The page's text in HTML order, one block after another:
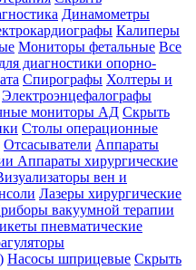
Динамометры
Калиперы
Мониторы фетальные Все
диагностики опорно-
Спирографы Холтеры и
Электроэнцефалографы
мониторы АД Скрыть
Столы операционные
Отсасыватели Аппараты
Аппараты хирургические
вен и
Лазеры хирургические
вакуумной терапии
пневматические
Насосы шприцевые Скрыть